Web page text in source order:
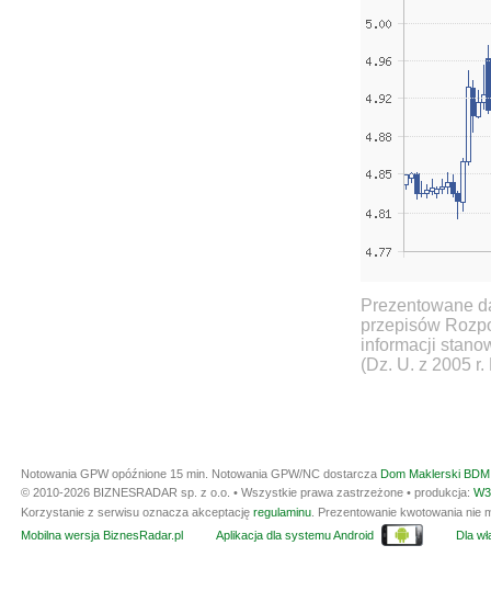
Prezentowane
przepisów
informacji
(Dz. U. z 2005
Notowania GPW opóźnione 15 min. Notowania GPW/NC dostarcza Dom Maklerski
© 2010-2026 BIZNESRADAR sp. z o.o. • Wszystkie prawa zastrzeżone • produkcja:
Korzystanie z serwisu oznacza akceptację regulaminu . Prezentowanie kwotowania
Mobilna wersja BiznesRadar.pl
Aplikacja dla systemu Android Dla